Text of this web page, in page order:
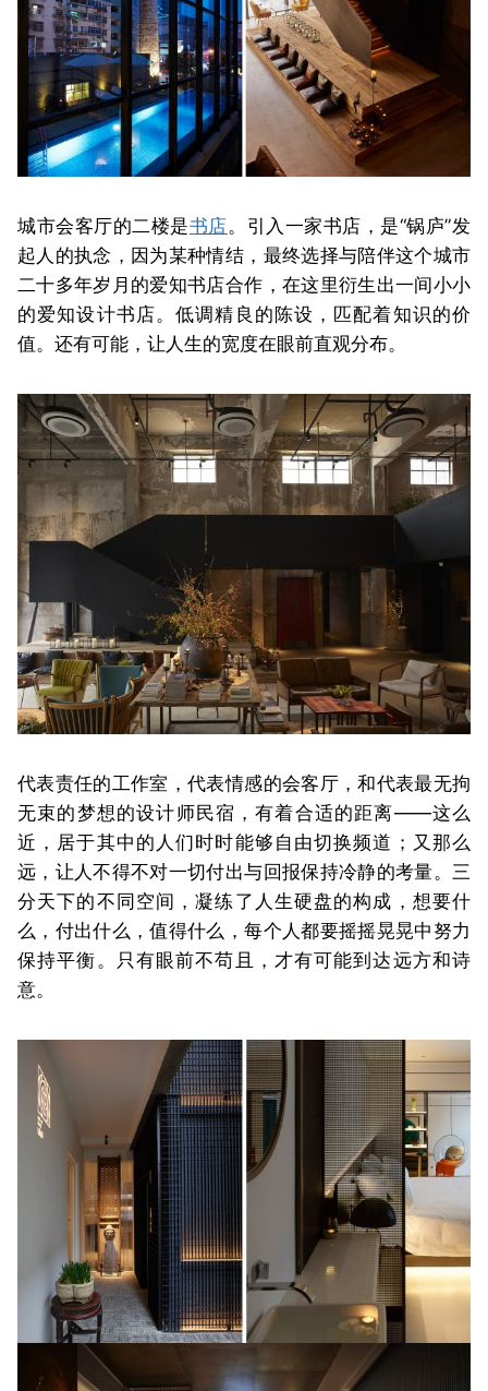
城市会客厅的二楼是书店。引入一家书店，是“锅庐”发
起人的执念，因为某种情结，最终选择与陪伴这个城市
二十多年岁月的爱知书店合作，在这里衍生出一间小小
的爱知设计书店。低调精良的陈设，匹配着知识的价
值。还有可能，让人生的宽度在眼前直观分布。
代表责任的工作室，代表情感的会客厅，和代表最无拘
无束的梦想的设计师民宿，有着合适的距离——这么
近，居于其中的人们时时能够自由切换频道；又那么
远，让人不得不对一切付出与回报保持冷静的考量。三
分天下的不同空间，凝练了人生硬盘的构成，想要什
么，付出什么，值得什么，每个人都要摇摇晃晃中努力
保持平衡。只有眼前不苟且，才有可能到达远方和诗
意。